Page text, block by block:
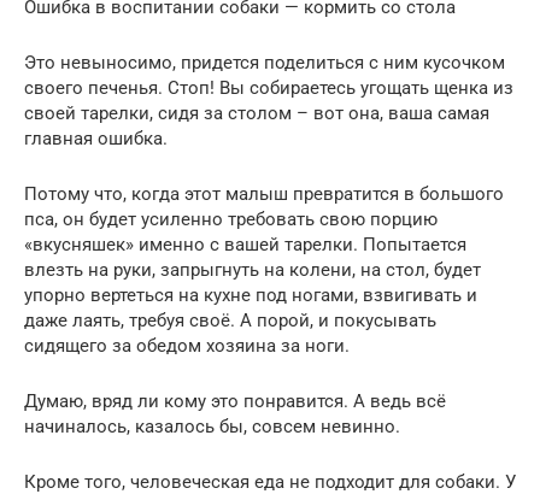
Ошибка в воспитании собаки — кормить со стола
Это невыносимо, придется поделиться с ним кусочком
своего печенья. Стоп! Вы собираетесь угощать щенка из
своей тарелки, сидя за столом – вот она, ваша самая
главная ошибка.
Потому что, когда этот малыш превратится в большого
пса, он будет усиленно требовать свою порцию
«вкусняшек» именно с вашей тарелки. Попытается
влезть на руки, запрыгнуть на колени, на стол, будет
упорно вертеться на кухне под ногами, взвигивать и
даже лаять, требуя своё. А порой, и покусывать
сидящего за обедом хозяина за ноги.
Думаю, вряд ли кому это понравится. А ведь всё
начиналось, казалось бы, совсем невинно.
Кроме того, человеческая еда не подходит для собаки. У